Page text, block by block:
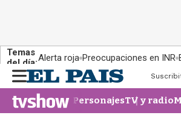
Temas
del día:Alerta roja Preocupaciones en INR
n
u
PersonajesTV y radio